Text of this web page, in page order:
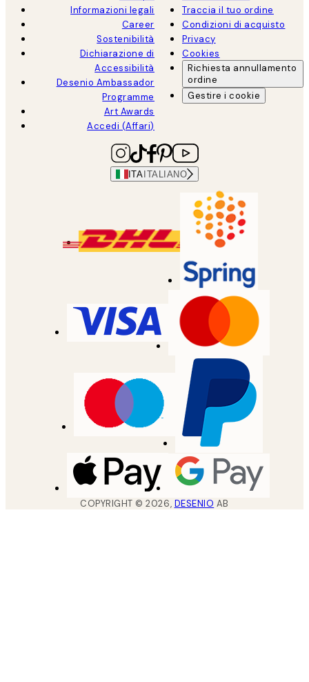
Informazioni legali
Career
Sostenibilità
Dichiarazione di
Accessibilità
Desenio Ambassador
Programme
Art Awards
Accedi (Affari)
Traccia il tuo ordine
Condizioni di acquisto
Privacy
Cookies
Richiesta annullamento
ordine
Gestire i cookie
ITA ITALIANO
COPYRIGHT ©2026, DESENIO AB